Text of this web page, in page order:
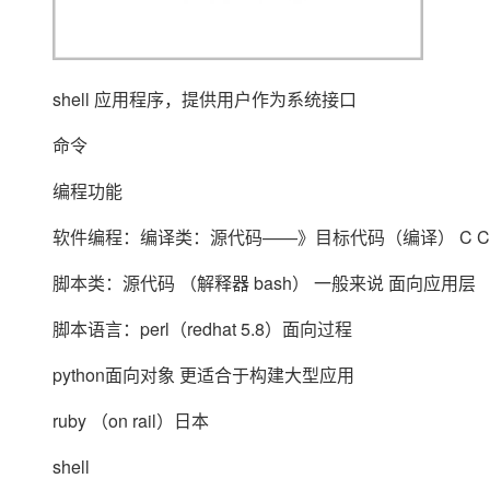
shell 应用程序，提供用户作为系统接口
命令
编程功能
软件编程：编译类：源代码——》目标代码（编译） C
脚本类：源代码 （解释器 bash） 一般来说 面向应用层
脚本语言：perl（redhat 5.8）面向过程
python面向对象 更适合于构建大型应用
ruby （on rail）日本
shell